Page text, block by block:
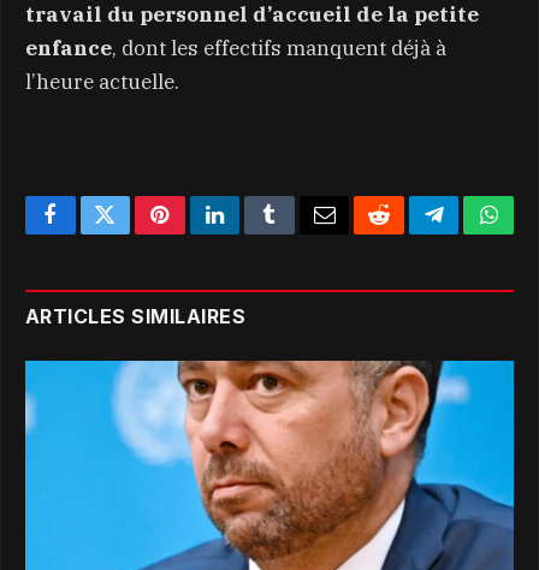
travail du personnel d’accueil de la petite
enfance, dont les effectifs manquent déjà à
l’heure actuelle.
FacebookTwitterPinterestLinkedInTumblr EmailRedditTelegram
ARTICLES SIMILAIRES